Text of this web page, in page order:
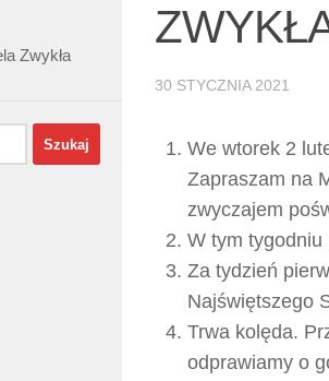
30 STYCZNIA 2021
We wtorek 2
Zapraszam na
zwyczajem
W tym tygodniu
Za tydzień
Najświętszego
Trwa kolęda.
odprawiamy o
Zwykła